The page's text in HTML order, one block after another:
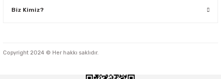
Biz Kimiz?
Copyright 2024 © Her hakkı saklıdır.